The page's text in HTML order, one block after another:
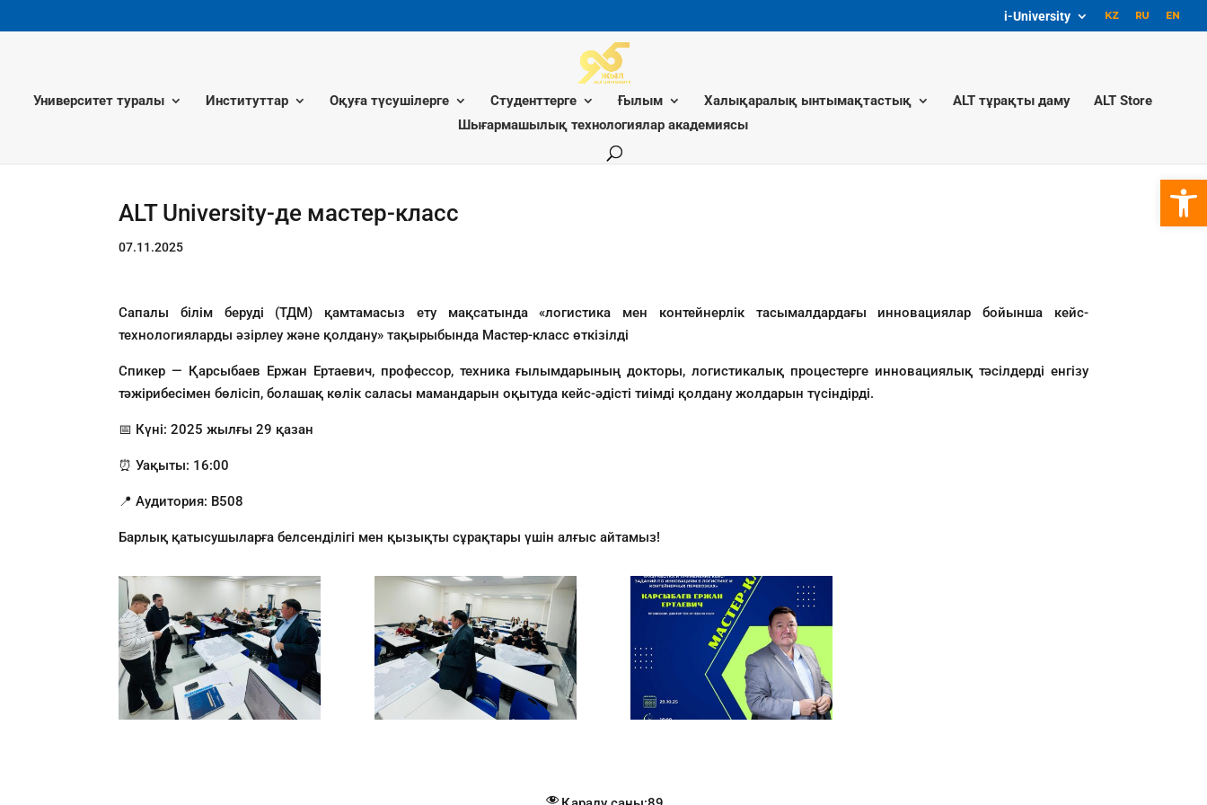
i-University
Университет туралы Институттар Оқуға түсушілерге Студенттерге Ғылым Халықаралық ынтымақтастық ALT тұрақты даму
ALT Store
Шығармашылық технологиялар академиясы
ALT University-де мастер-класс
07.11.2025
Сапалы білім беруді (ТДМ) қамтамасыз ету мақсатында «логистика мен контейнерлік тасымалдардағы инновациялар бойынша кейс-
технологияларды әзірлеу және қолдану» тақырыбында Мастер-класс өткізілді
Спикер — Қарсыбаев Ержан Ертаевич, профессор, техника ғылымдарының докторы, логистикалық процестерге инновациялық тәсілдерді енгізу
тәжірибесімен бөлісіп, болашақ көлік саласы мамандарын оқытуда кейс-әдісті тиімді қолдану жолдарын түсіндірді.
📅 Күні: 2025 жылғы 29 қазан
⏰ Уақыты: 16:00
📍 Аудитория: B508
Барлық қатысушыларға белсенділігі мен қызықты сұрақтары үшін алғыс айтамыз!